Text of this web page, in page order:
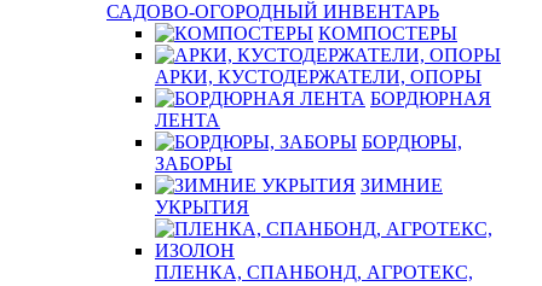
САДОВО-ОГОРОДНЫЙ ИНВЕНТАРЬ
КОМПОСТЕРЫ
АРКИ, КУСТОДЕРЖАТЕЛИ, ОПОРЫ
БОРДЮРНАЯ
ЛЕНТА
БОРДЮРЫ,
ЗАБОРЫ
ЗИМНИЕ
УКРЫТИЯ
ПЛЕНКА, СПАНБОНД, АГРОТЕКС,